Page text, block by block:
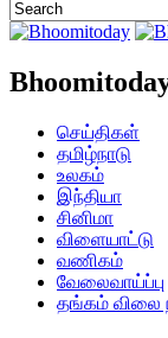
செய்திகள்
தமிழ்நாடு
உலகம்
இந்தியா
சினிமா
விளையாட்டு
வணிகம்
வேலைவாய்ப்பு
தங்கம் விலை